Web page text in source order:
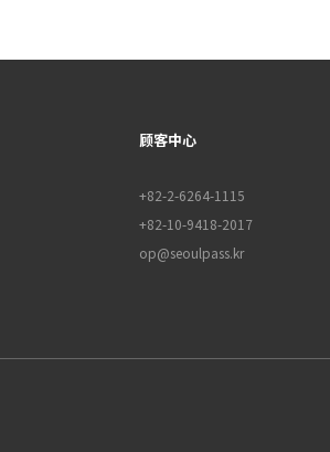
顾客中心
+82-2-6264-1115
+82-10-9418-2017
op@seoulpass.kr